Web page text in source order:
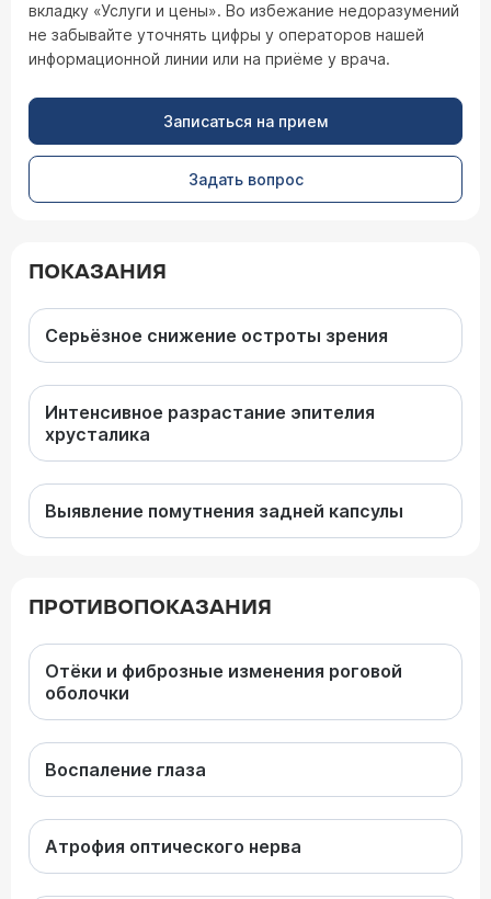
вкладку «Услуги и цены». Во избежание недоразумений
не забывайте уточнять цифры у операторов нашей
информационной линии или на приёме у врача.
Записаться на прием
Задать вопрос
ПОКАЗАНИЯ
Серьёзное снижение остроты зрения
Интенсивное разрастание эпителия
хрусталика
Выявление помутнения задней капсулы
ПРОТИВОПОКАЗАНИЯ
Отёки и фиброзные изменения роговой
оболочки
Воспаление глаза
Атрофия оптического нерва